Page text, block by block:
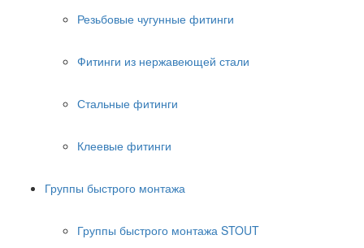
Резьбовые чугунные фитинги
Фитинги из нержавеющей стали
Стальные фитинги
Клеевые фитинги
Группы быстрого монтажа
Группы быстрого монтажа STOUT